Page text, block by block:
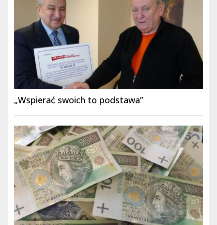
„Wspierać swoich to podstawa”